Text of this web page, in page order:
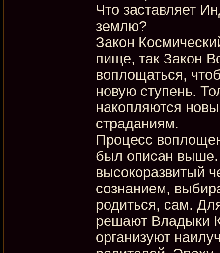
Что заставляет
землю?
Закон
пище, так Закон
воплощаться,
новую ступень.
накопляются
страданиям.
Процесс
был описан выше.
высокоразвитый
сознанием,
родиться, сам.
решают Владыки
организуют